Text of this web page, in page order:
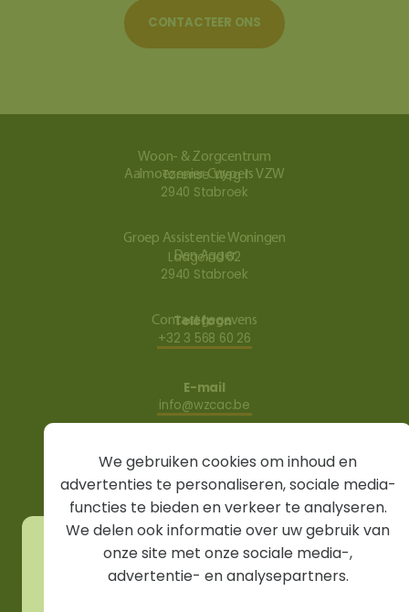
CONTACTEER ONS
We gebruiken cookies om inhoud en advertenties te
personaliseren, sociale media-functies te bieden en
verkeer te analyseren. We delen ook informatie over
Woon- & Zorgcentrum
Aalmoezenier Cuypers VZW
Torense Weg 1
2940 Stabroek
Groep Assistentie Woningen
Den Agger
Laageind 62
2940 Stabroek
Contact­gegevens
Telefoon
+32 3 568 60 26
E-mail
info@wzcac.be
Vind ons ook op
Sitemap
VISIE
WOONZORGCENTRUM
ASSISTENTIEWONINGEN
We gebruiken cookies om inhoud en
advertenties te personaliseren, sociale media-
functies te bieden en verkeer te analyseren.
We delen ook informatie over uw gebruik van
onze site met onze sociale media-,
advertentie- en analysepartners.